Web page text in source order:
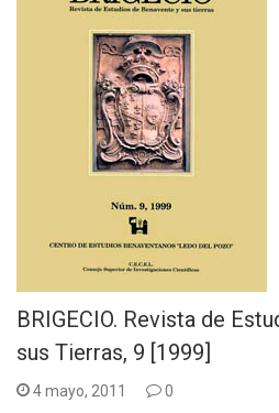
BRIGECIO. Revista de
sus Tierras, 9 [1999]
4 mayo, 2011
0